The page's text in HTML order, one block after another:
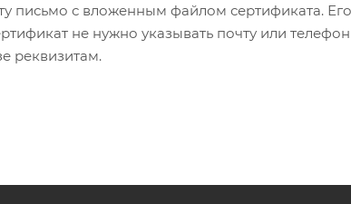
письмо с вложенным файлом сертификата.
не нужно указывать почту или
реквизитам.